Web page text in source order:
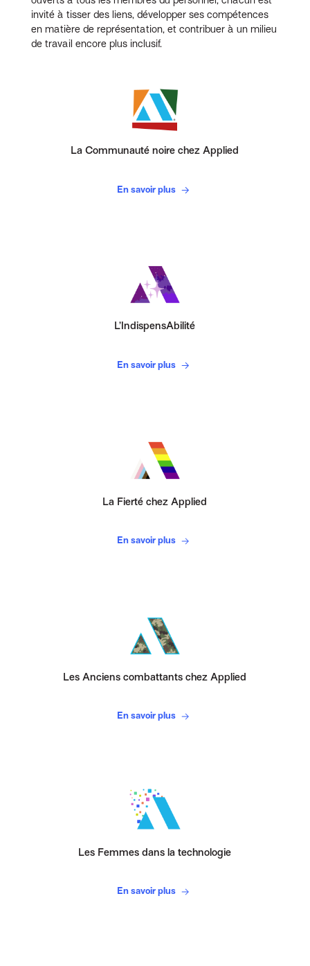
invité à tisser des liens, développer ses compétences
en matière de représentation, et contribuer à un milieu
de travail encore plus inclusif.
La Communauté noire chez Applied
En savoir plus
L’IndispensAbilité
En savoir plus
La Fierté chez Applied
En savoir plus
Les Anciens combattants chez Applied
En savoir plus
Les Femmes dans la technologie
En savoir plus